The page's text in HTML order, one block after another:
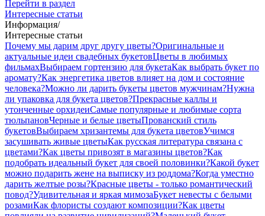
Перейти в раздел
Интересные статьи
Информация/
Интересные статьи
Почему мы дарим друг другу цветы?Оригинальные и
актуальные идеи свадебных букетовЦветы в любимых
фильмахВыбираем гортензию для букетаКак выбрать букет по
аромату?Как энергетика цветов влияет на дом и состояние
человека?Можно ли дарить букеты цветов мужчинам?Нужна
ли упаковка для букета цветов?Прекрасные каллы и
утонченные орхидеиСамые популярные и любимые сорта
тюльпановЧерные и белые цветыПрованский стиль
букетовВыбираем хризантемы для букета цветовУчимся
засушивать живые цветыКак русская литература связана с
цветами?Как цветы привозят в магазины цветов?Как
подобрать идеальный букет для своей половинки?Какой букет
можно подарить жене на выписку из роддома?Когда уместно
дарить желтые розы?Красные цветы - только романтический
повод?Удивительная и яркая мимозаБукет невесты с белыми
розамиКак флористы создают композиции?Как цветы